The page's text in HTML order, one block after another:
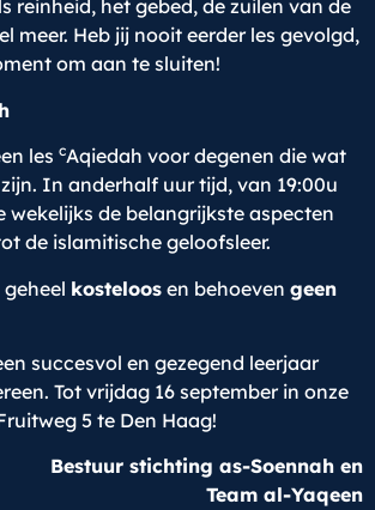
reinheid, het gebed, de zuilen van de
meer. Heb jij nooit eerder les gevolgd,
om aan te sluiten!
les cAqiedah voor degenen die wat
In anderhalf uur tijd, van 19:00u
wekelijks de belangrijkste aspecten
de islamitische geloofsleer.
geheel kosteloos en behoeven geen
succesvol en gezegend leerjaar
Tot vrijdag 16 september in onze
5 te Den Haag!
Bestuur stichting as-Soennah en
Team al-Yaqeen